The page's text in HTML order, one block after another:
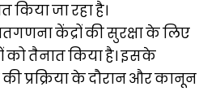
जा रहा है।
केंद्रों की सुरक्षा के लिए
को तैनात किया है। इसके
प्रक्रिया के दौरान और कानून